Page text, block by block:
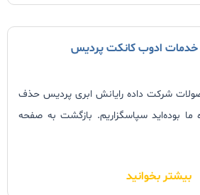
خدمات ادوب کانکت پردیس
شرکت داده رایانش ابری پردیس حذف
ما بوده‌اید سپاسگزاریم. بازگشت به صفحه
بیشتر بخوانید